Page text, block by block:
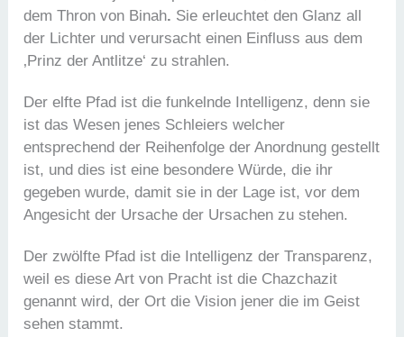
dem Thron von Binah. Sie erleuchtet den Glanz all
der Lichter und verursacht einen Einfluss aus dem
‚Prinz der Antlitze‘ zu strahlen.
Der elfte Pfad ist die funkelnde Intelligenz, denn sie
ist das Wesen jenes Schleiers welcher
entsprechend der Reihenfolge der Anordnung gestellt
ist, und dies ist eine besondere Würde, die ihr
gegeben wurde, damit sie in der Lage ist, vor dem
Angesicht der Ursache der Ursachen zu stehen.
Der zwölfte Pfad ist die Intelligenz der Transparenz,
weil es diese Art von Pracht ist die Chazchazit
genannt wird, der Ort die Vision jener die im Geist
sehen stammt.